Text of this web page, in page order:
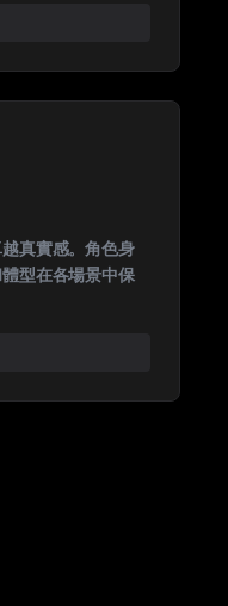
真實感。角色身
型在各場景中保